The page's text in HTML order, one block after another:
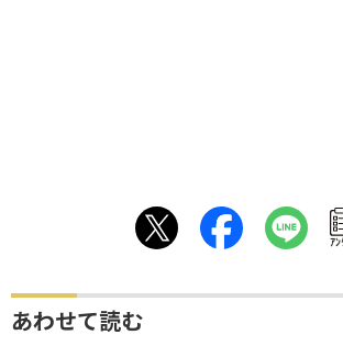
ｱ
あわせて読む